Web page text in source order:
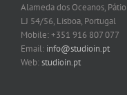
Alameda dos Oceanos,
LJ 54/56, Lisboa, Portugal
Mobile: +351 916 807 077
Email: info@studioin.pt
Web:studioin.pt